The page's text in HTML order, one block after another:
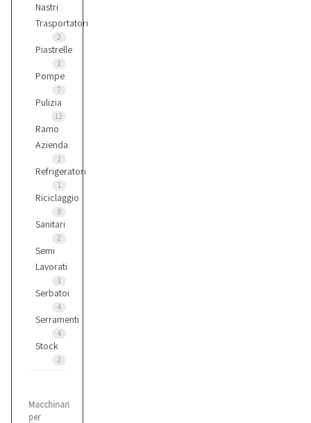
Nastri
Trasportatori
2
Piastrelle
1
Pompe
7
Pulizia
12
Ramo
Azienda
1
Refrigeratori
1
Riciclaggio
8
Sanitari
2
Semi
Lavorati
1
Serbatoi
4
Serramenti
4
Stock
2
Macchinari
per